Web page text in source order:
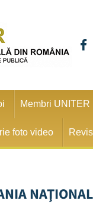
Membri UNITER
foto video